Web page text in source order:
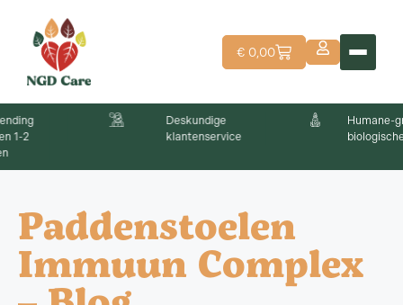
€ 0,00
Deskundige
klantenservice
Humane-grade,
biologische producten
Paddenstoelen
Immuun Complex